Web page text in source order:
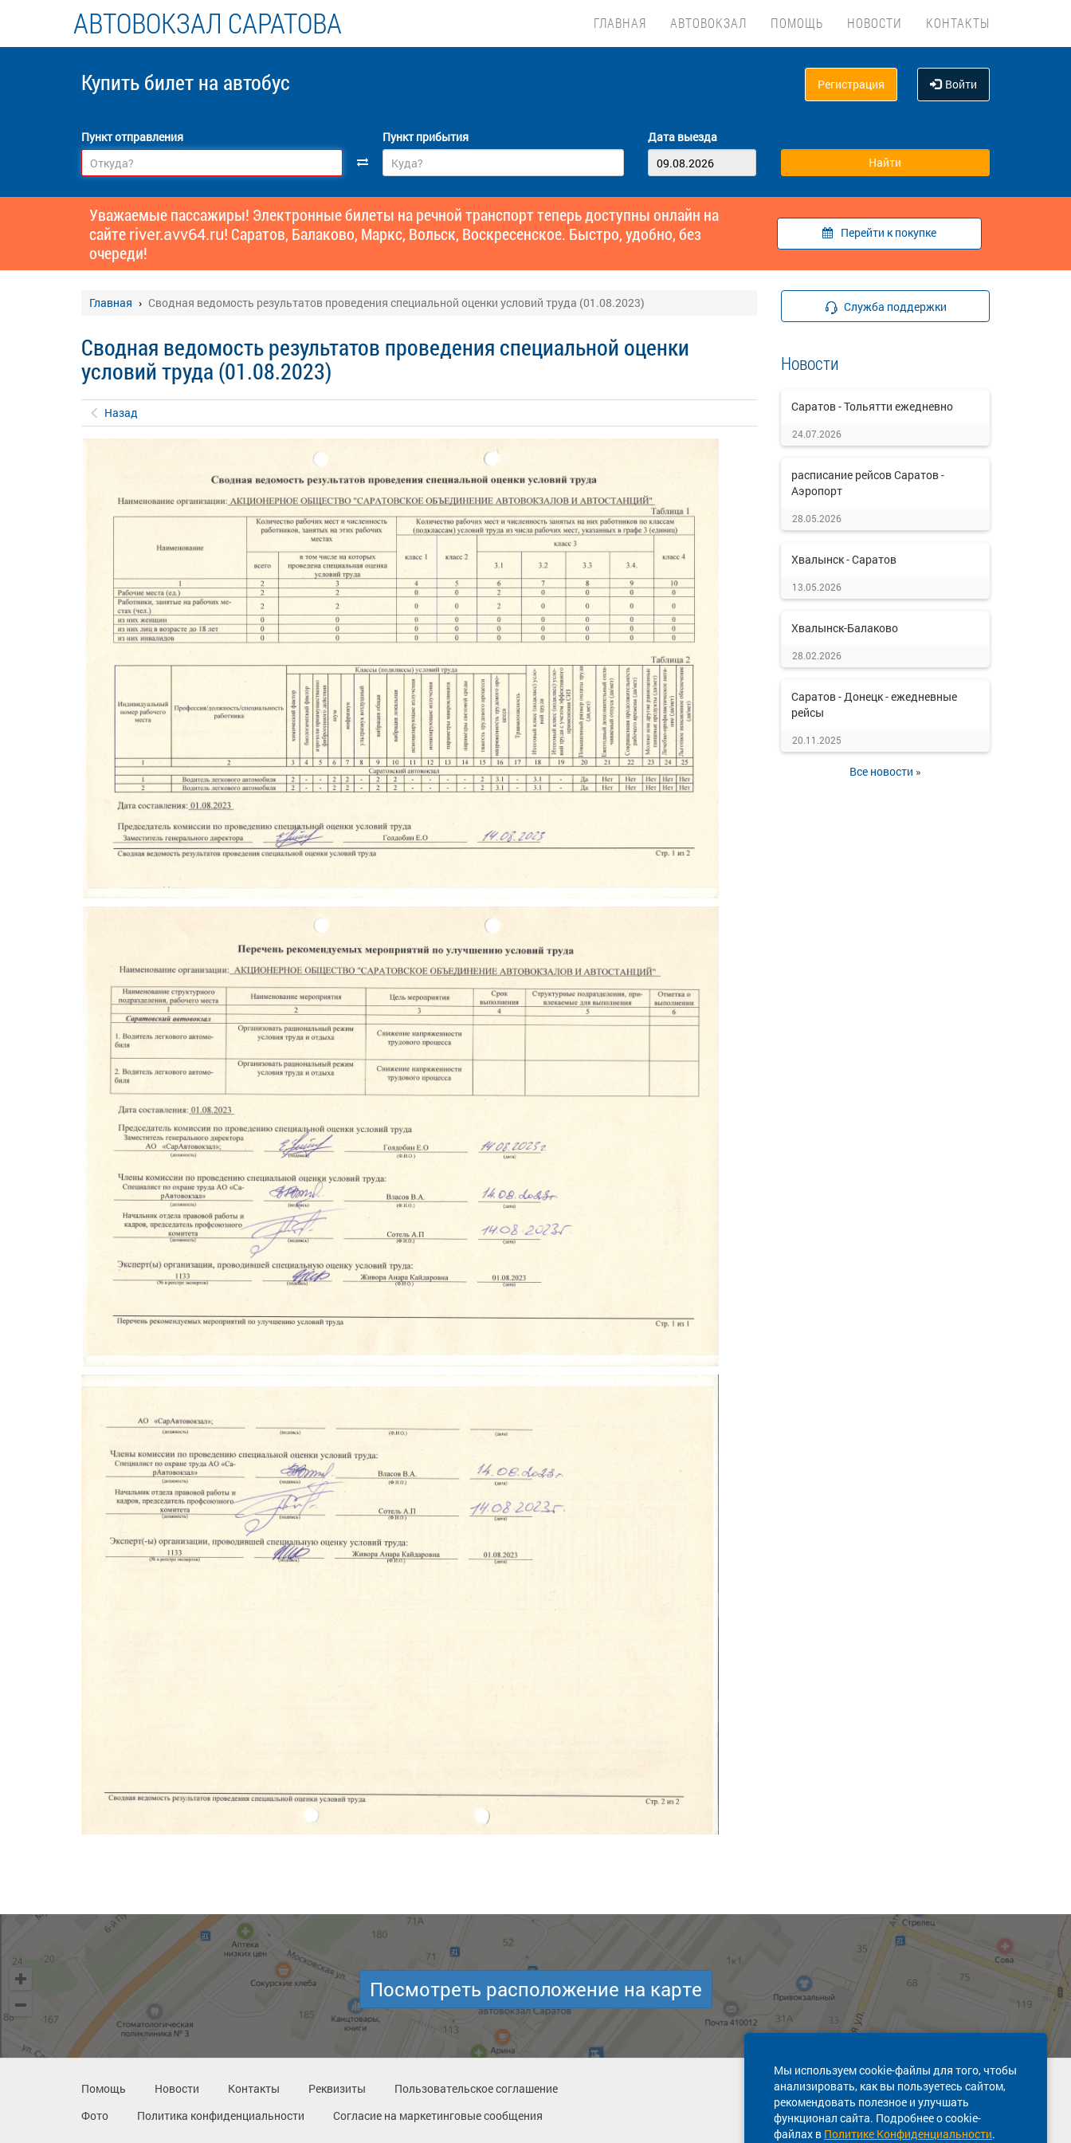
АВТОВОКЗАЛ САРАТОВА ГЛАВНАЯ АВТОВОКЗАЛ ПОМОЩЬ НОВОСТИ КОНТАКТЫ
Купить билет на автобус Регистрация Войти
Пункт отправления Пункт прибытия Дата выезда
Уважаемые пассажиры! Электронные билеты на речной транспорт теперь доступны онлайн на
сайтеriver.avv64.ru! Саратов, Балаково, Маркс, Вольск, Воскресенское. Быстро, удобно, без
очереди!
Перейти к покупке
Главная Сводная ведомость результатов проведения специальной оценки условий труда (01.08.2023)
Сводная ведомость результатов проведения специальной оценки
условий труда (01.08.2023)
Назад
Служба поддержки
Новости
Саратов - Тольятти ежедневно
24.07.2026
расписание рейсов Саратов -
Аэропорт
28.05.2026
Хвалынск - Саратов
13.05.2026
Хвалынск-Балаково
28.02.2026
Саратов - Донецк - ежедневные
рейсы
20.11.2025
Все новости »
Мы используем cookie-файлы для того, чтобы
анализировать, как вы пользуетесь сайтом,
рекомендовать полезное и улучшать
функционал сайта. Подробнее о cookie-
файлах в Политике Конфиденциальности.
Посмотреть расположение на карте
Помощь Новости Контакты Реквизиты
Пользовательское соглашение
Фото
Политика конфиденциальности Согласие на маркетинговые сообщения
Техническая поддержка сайта
8 800 600-03-38